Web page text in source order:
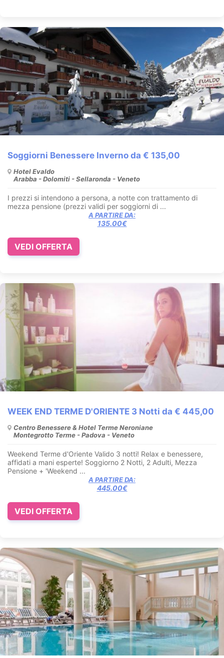
Soggiorni Benessere Inverno da € 135,00
Hotel Evaldo
Arabba - Dolomiti - Sellaronda - Veneto
I prezzi si intendono a persona, a notte con trattamento di
mezza pensione (prezzi validi per soggiorni di ...
A PARTIRE DA:
135.00€
VEDI OFFERTA
WEEK END TERME D'ORIENTE 3 Notti da € 445,00
Centro Benessere & Hotel Terme Neroniane
Montegrotto Terme - Padova - Veneto
Weekend Terme d'Oriente Valido 3 notti! Relax e benessere,
affidati a mani esperte! Soggiorno 2 Notti, 2 Adulti, Mezza
Pensione + 'Weekend ...
A PARTIRE DA:
445.00€
VEDI OFFERTA